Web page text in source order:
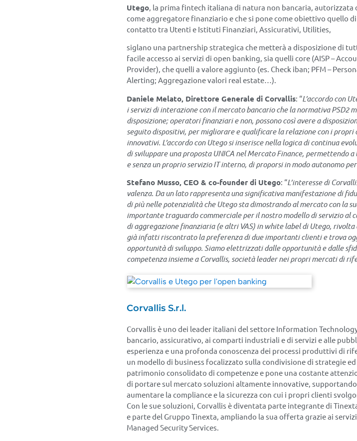
Utego , la prima fintech italiana di natura non bancaria, autorizzata
come aggregatore finanziario e che si pone come obiettivo quello
contatto tra Utenti e Istituti Finanziari, Assicurativi, Utilities,
siglano una partnership strategica che metterà a disposizione di
facile accesso ai servizi di open banking, sia quelli core (AISP –
Provider), che quelli a valore aggiunto (es. Check iban; PFM –
Alerting; Aggregazione valori real estate…).
Daniele Melato, Direttore Generale di Corvallis: “L’accordo con
i servizi di interazione con il mercato bancario che la normativa PSD2
disposizione; operatori finanziari e non, possono così avere a
seguito dispositivi, per migliorare e qualificare la relazione con i
innovativi. L’accordo con Utego si inserisce nella logica di continua
di sviluppare una proposta UNICA nel Mercato Finance, permettendo
e senza un proprio servizio IT interno, di proporsi in modo autonomo
Stefano Musso, CEO & co-founder di Utego: “L’interesse di
valenza. Da un lato rappresenta una significativa manifestazione di
di più nelle potenzialità che Utego sta dimostrando al mercato con la
importante traguardo commerciale per il nostro modello di servizio al
di aggregazione finanziaria (e altri VAS) in white label di Utego, rivolta
già infatti riscontrato la preferenza di due importanti clienti e trova
opportunità di sviluppo. Siamo elettrizzati dalle opportunità e dalle
competenza insieme a Corvallis, società leader nei propri mercati di
Corvallis S.r.l.
Corvallis è uno dei leader italiani del settore Information
bancario, assicurativo, ai comparti industriali e di servizi e alle
esperienza e una profonda conoscenza dei processi produttivi di
un modello di business focalizzato sulla condivisione di strategie
patrimonio consolidato di competenze e pone una costante
di portare sul mercato soluzioni altamente innovative,
aumentare la compliance e la sicurezza con cui i propri clienti
Con le sue soluzioni, Corvallis è diventata parte integrante di
e parte del Gruppo Tinexta, ampliando la sua offerta grazie ai
Managed Security Services.